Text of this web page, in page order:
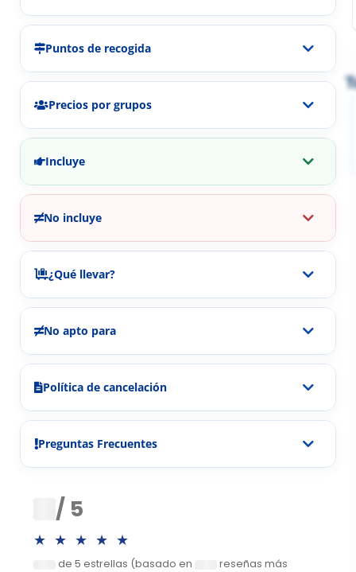
Puntos de recogida
Precios por grupos
Incluye
No incluye
¿Qué llevar?
No apto para
Política de cancelación
Preguntas Frecuentes
/ 5
★★★★★
de 5 estrellas (basado en
reseñas más